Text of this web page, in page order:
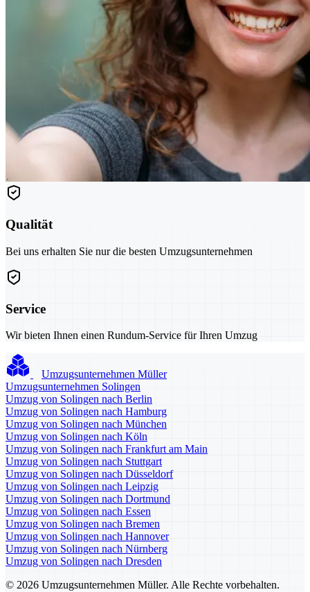
Qualität
Bei uns erhalten Sie nur die besten Umzugsunternehmen
Service
Wir bieten Ihnen einen Rundum-Service für Ihren Umzug
Umzugsunternehmen Müller
Umzugsunternehmen Solingen
Umzug von Solingen nach Berlin
Umzug von Solingen nach Hamburg
Umzug von Solingen nach München
Umzug von Solingen nach Köln
Umzug von Solingen nach Frankfurt am Main
Umzug von Solingen nach Stuttgart
Umzug von Solingen nach Düsseldorf
Umzug von Solingen nach Leipzig
Umzug von Solingen nach Dortmund
Umzug von Solingen nach Essen
Umzug von Solingen nach Bremen
Umzug von Solingen nach Hannover
Umzug von Solingen nach Nürnberg
Umzug von Solingen nach Dresden
© 2026 Umzugsunternehmen Müller. Alle Rechte vorbehalten.